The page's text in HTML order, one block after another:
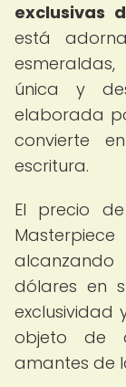
exclusivas
está
única y
elaborada
convierte
escritura.
El precio
dólares en
exclusividad
objeto de
amantes de